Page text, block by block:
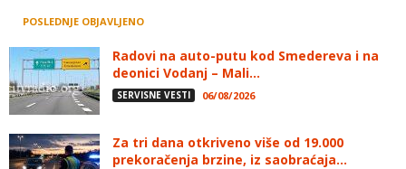
POSLEDNJE OBJAVLJENO
Radovi na auto-putu kod Smedereva i na
deonici Vodanj – Mali...
SERVISNE VESTI 06/08/2026
Za tri dana otkriveno više od 19.000
prekoračenja brzine, iz saobraćaja...